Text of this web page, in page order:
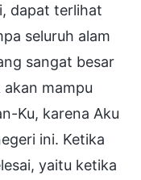
dapat terlihat
seluruh alam
sangat besar
mampu
Ku, karena Aku
ini. Ketika
yaitu ketika